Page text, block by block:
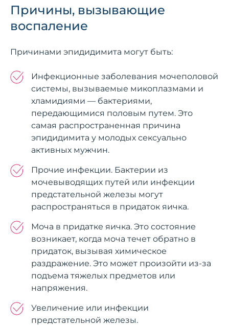
Причины, вызывающие
воспаление
Причинами эпидидимита могут быть:
Инфекционные заболевания мочеполовой
системы, вызываемые микоплазмами и
хламидиями — бактериями,
передающимися половым путем. Это
самая распространенная причина
эпидидимита у молодых сексуально
активных мужчин.
Прочие инфекции. Бактерии из
мочевыводящих путей или инфекции
предстательной железы могут
распространяться в придаток яичка.
Моча в придатке яичка. Это состояние
возникает, когда моча течет обратно в
придаток, вызывая химическое
раздражение. Это может произойти из-за
подъема тяжелых предметов или
напряжения.
Увеличение или инфекции
предстательной железы.